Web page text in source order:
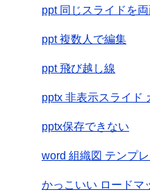
ppt 同じスライドを
ppt 複数人で編集
ppt 飛び越し線
pptx 非表示スライド
pptx保存できない
word 組織図 テンプレ
かっこいい ロードマ